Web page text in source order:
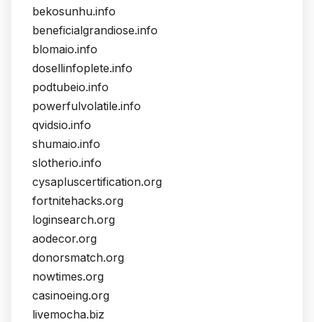
bekosunhu.info
beneficialgrandiose.info
blomaio.info
dosellinfoplete.info
podtubeio.info
powerfulvolatile.info
qvidsio.info
shumaio.info
slotherio.info
cysapluscertification.org
fortnitehacks.org
loginsearch.org
aodecor.org
donorsmatch.org
nowtimes.org
casinoeing.org
livemocha.biz